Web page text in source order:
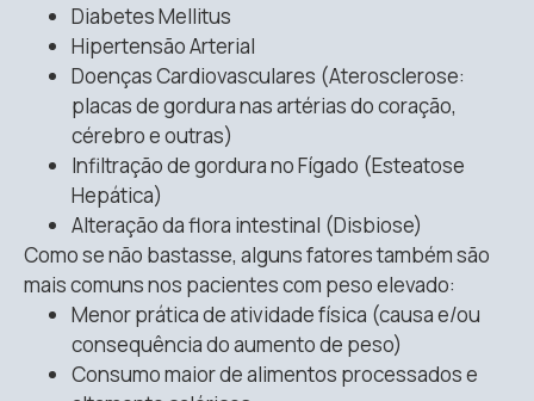
Diabetes Mellitus
Hipertensão Arterial
Doenças Cardiovasculares (Aterosclerose:
placas de gordura nas artérias do coração,
cérebro e outras)
Infiltração de gordura no Fígado (Esteatose
Hepática)
Alteração da flora intestinal (Disbiose)
Como se não bastasse, alguns fatores também são
mais comuns nos pacientes com peso elevado:
Menor prática de atividade física (causa e/ou
consequência do aumento de peso)
Consumo maior de alimentos processados e